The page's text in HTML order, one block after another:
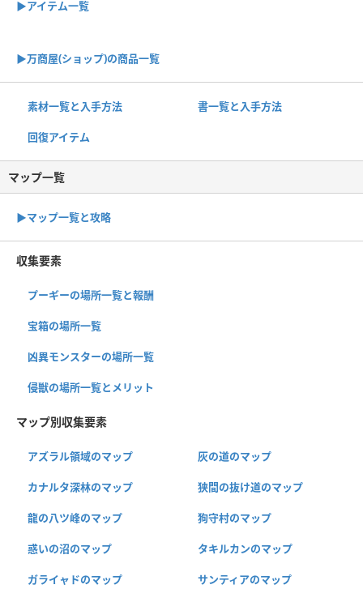
▶アイテム一覧
▶︎万商屋(ショップ)の商品一覧
素材一覧と入手方法 書一覧と入手方法
回復アイテム
マップ一覧
▶︎マップ一覧と攻略
収集要素
プーギーの場所一覧と報酬
宝箱の場所一覧
凶異モンスターの場所一覧
侵獣の場所一覧とメリット
マップ別収集要素
アズラル領域のマップ 灰の道のマップ
カナルタ深林のマップ 狭間の抜け道のマップ
龍の八ツ峰のマップ 狗守村のマップ
惑いの沼のマップ タキルカンのマップ
ガライャドのマップ サンティアのマップ